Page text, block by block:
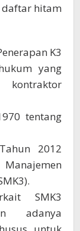
hitam
K3
yang
tentang
2012
SMK3
adanya